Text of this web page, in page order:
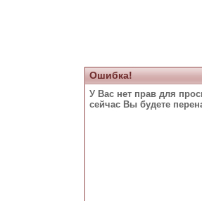
Ошибка!
У Вас нет прав для
сейчас Вы будете